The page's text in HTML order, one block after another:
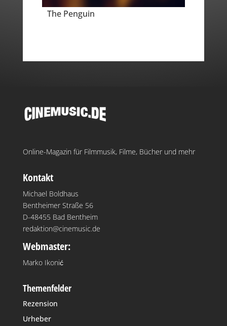
The Penguin
Online-Magazin für Filmmusik, Filme, Bücher und mehr
Kontakt
Michael Boldhaus
Bentheimer Straße 56
D-48455 Bad Bentheim
redaktion@cinemusic.de
Webmaster:
Marko Ikonić
Themenfelder
Rezension
Urheber